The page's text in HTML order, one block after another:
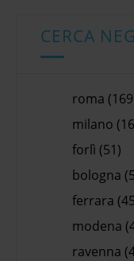
CERCA
roma
milano
forlì (51)
bologna
ferrara
modena
ravenna